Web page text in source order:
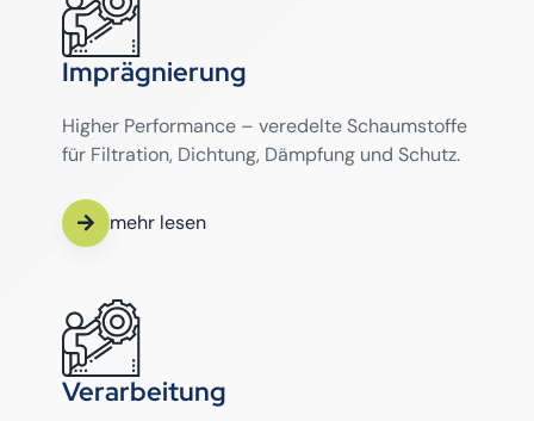
Imprägnierung
Higher Performance – veredelte Schaumstoffe
für Filtration, Dichtung, Dämpfung und Schutz.
mehr lesen
Verarbeitung